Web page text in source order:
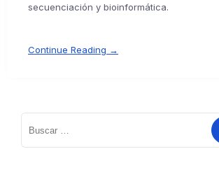
secuenciación y bioinformática.
Continue Reading →
Buscar: